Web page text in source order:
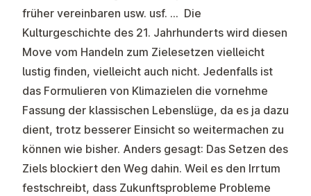
früher vereinbaren usw. usf. … Die
Kulturgeschichte des 21. Jahrhunderts wird diesen
Move vom Handeln zum Zielesetzen vielleicht
lustig finden, vielleicht auch nicht. Jedenfalls ist
das Formulieren von Klimazielen die vornehme
Fassung der klassischen Lebenslüge, da es ja dazu
dient, trotz besserer Einsicht so weitermachen zu
können wie bisher. Anders gesagt: Das Setzen des
Ziels blockiert den Weg dahin. Weil es den Irrtum
festschreibt, dass Zukunftsprobleme Probleme